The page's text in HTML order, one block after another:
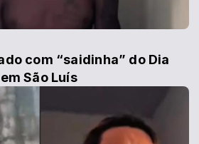
com “saidinha” do Dia
São Luís